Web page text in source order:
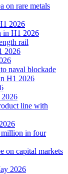
on rare metals
2026
in H1 2026
rail
2026
naval blockade
H1 2026
line with
in four
on capital markets
2026